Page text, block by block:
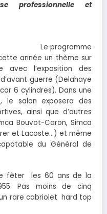
professionnelle et
année un thème sur
l’exposition des
guerre (Delahaye
6 cylindres). Dans une
le salon exposera des
ainsi que d’autres
Bouvot-Caron, Simca
et Lacoste…) et même
du Général de
fêter les 60 ans de la
Pas moins de cinq
rare cabriolet hard top